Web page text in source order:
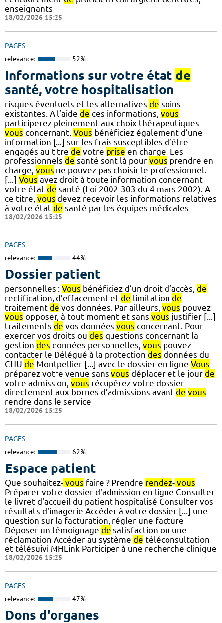
enseignants
18/02/2026 15:25
PAGES
relevance: 52%
Informations sur votre état de
santé, votre hospitalisation
risques éventuels et les alternatives de soins
existantes. A l’aide de ces informations, vous
participerez pleinement aux choix thérapeutiques
vous concernant. Vous bénéficiez également d’une
information [...] sur les frais susceptibles d’être
engagés au titre de votre prise en charge. Les
professionnels de santé sont là pour vous prendre en
charge, vous ne pouvez pas choisir le professionnel.
[...] Vous avez droit à toute information concernant
votre état de santé (Loi 2002-303 du 4 mars 2002). A
ce titre, vous devez recevoir les informations relatives
à votre état de santé par les équipes médicales
18/02/2026 15:25
PAGES
relevance: 44%
Dossier patient
personnelles : Vous bénéficiez d’un droit d’accès, de
rectification, d’effacement et de limitation de
traitement de vos données. Par ailleurs, vous pouvez
vous opposer, à tout moment et sans vous justifier [...]
traitements de vos données vous concernant. Pour
exercer vos droits ou des questions concernant la
gestion des données personnelles, vous pouvez
contacter le Délégué à la protection des données du
CHU de Montpellier [...] avec le dossier en ligne Vous
préparez votre venue sans vous déplacer et le jour de
votre admission, vous récupérez votre dossier
directement aux bornes d’admissions avant de vous
rendre dans le service
18/02/2026 15:25
PAGES
relevance: 62%
Espace patient
Que souhaitez- vous faire ? Prendre rendez- vous
Préparer votre dossier d'admission en ligne Consulter
le livret d'accueil du patient hospitalisé Consulter vos
résultats d'imagerie Accéder à votre dossier [...] une
question sur la facturation, régler une facture
Déposer un témoignage de satisfaction ou une
réclamation Accéder au système de téléconsultation
et télésuivi MHLink Participer à une recherche clinique
18/02/2026 15:25
PAGES
relevance: 47%
Dons d'organes